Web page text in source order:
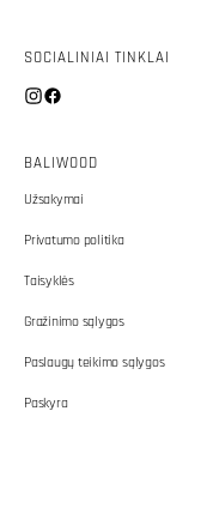
SOCIALINIAI TINKLAI
Instagram
Facebook
BALIWOOD
Užsakymai
Privatumo politika
Taisyklės
Gražinimo sąlygos
Paslaugų teikimo sąlygos
Paskyra